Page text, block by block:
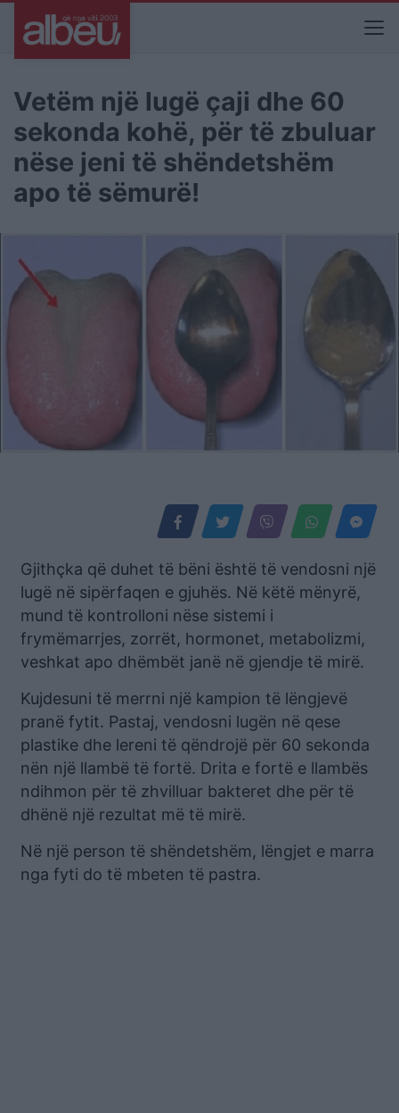
Vetëm një lugë çaji dhe 60
sekonda kohë, për të zbuluar
nëse jeni të shëndetshëm
apo të sëmurë!
Gjithçka që duhet të bëni është të vendosni një
lugë në sipërfaqen e gjuhës. Në këtë mënyrë,
mund të kontrolloni nëse sistemi i
frymëmarrjes, zorrët, hormonet, metabolizmi,
veshkat apo dhëmbët janë në gjendje të mirë.
Kujdesuni të merrni një kampion të lëngjevë
pranë fytit. Pastaj, vendosni lugën në qese
plastike dhe lereni të qëndrojë për 60 sekonda
nën një llambë të fortë. Drita e fortë e llambës
ndihmon për të zhvilluar bakteret dhe për të
dhënë një rezultat më të mirë.
Në një person të shëndetshëm, lëngjet e marra
nga fyti do të mbeten të pastra.